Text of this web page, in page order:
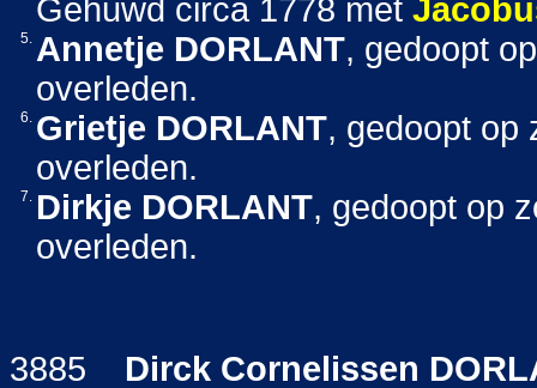
Gehuwd circa 1778 met
5. Annetje DORLANT, gedoopt
overleden.
6. Grietje DORLANT, gedoopt op
overleden.
7. Dirkje DORLANT, gedoopt op
overleden.
3885 Dirck Cornelissen